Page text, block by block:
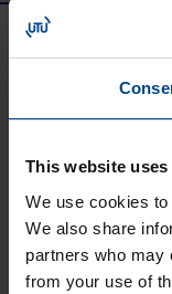
This website
We use cookies
We also share
partners who may
from your use of
UTU Group
UTU Finland